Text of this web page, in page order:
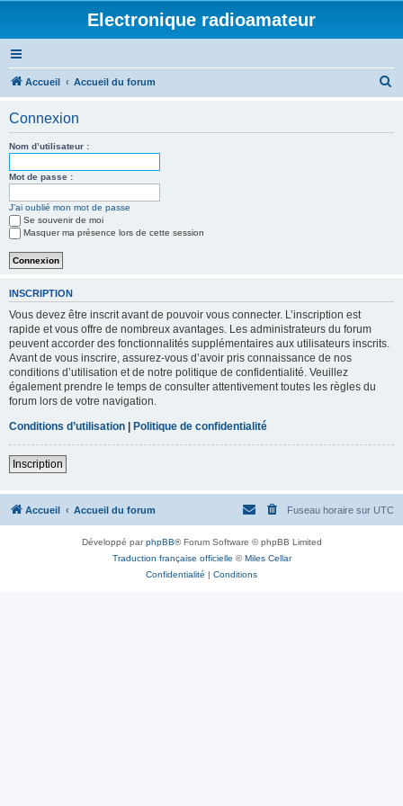
Electronique radioamateur
Accueil Accueil du forum
Connexion
Nom d’utilisateur :
Mot de passe :
J’ai oublié mon mot de passe
Se souvenir de moi
Masquer ma présence lors de cette session
INSCRIPTION
Vous devez être inscrit avant de pouvoir vous connecter. L’inscription est
rapide et vous offre de nombreux avantages. Les administrateurs du forum
peuvent accorder des fonctionnalités supplémentaires aux utilisateurs inscrits.
Avant de vous inscrire, assurez-vous d’avoir pris connaissance de nos
conditions d’utilisation et de notre politique de confidentialité. Veuillez
également prendre le temps de consulter attentivement toutes les règles du
forum lors de votre navigation.
Conditions d’utilisation | Politique de confidentialité
Inscription
Accueil Accueil du forum Fuseau horaire sur UTC
Développé parphpBB® Forum Software © phpBB Limited
Traduction française officielle ©Miles Cellar
Confidentialité | Conditions